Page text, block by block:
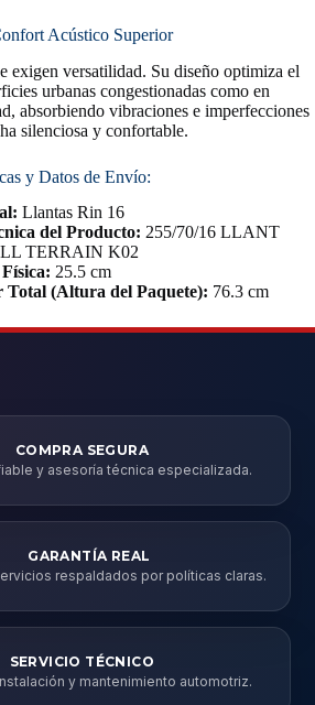
Acústico Superior
exigen versatilidad. Su diseño optimiza el
urbanas congestionadas como en
absorbiendo vibraciones e imperfecciones
silenciosa y confortable.
y Datos de Envío:
Llantas Rin 16
del Producto: 255/70/16 LLANT
TERRAIN K02
25.5 cm
(Altura del Paquete): 76.3 cm
COMPRA SEGURA
y asesoría técnica especializada.
GARANTÍA REAL
respaldados por políticas claras.
SERVICIO TÉCNICO
y mantenimiento automotriz.